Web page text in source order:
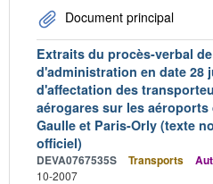
Document principal
Extraits du procès-verbal
d'administration en date 28
d'affectation des
aérogares sur les aéroports
Gaulle et Paris-Orly (texte
officiel)
DEVA0767535S Transports
10-2007